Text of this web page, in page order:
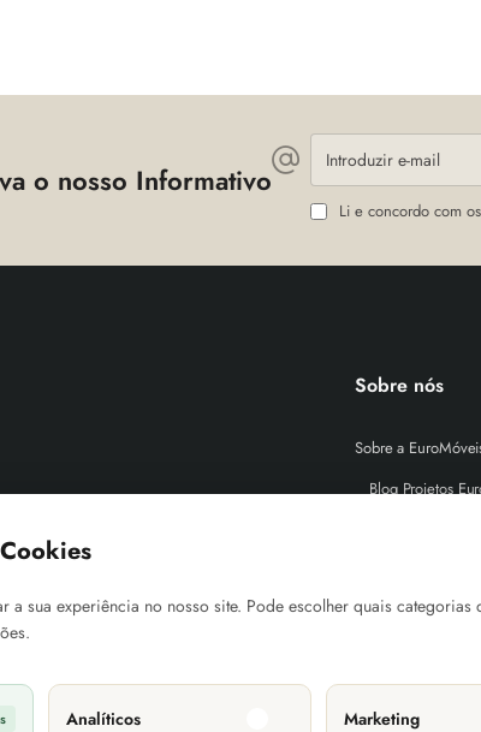
o nosso Informativo
Introduzir
mail
Li e concordo com os
Sobre nós
Sobre a
Blog Projetos
Termos &
Métodos de
a sua experiência no nosso site. Pode escolher quais
Analíticos Marketing